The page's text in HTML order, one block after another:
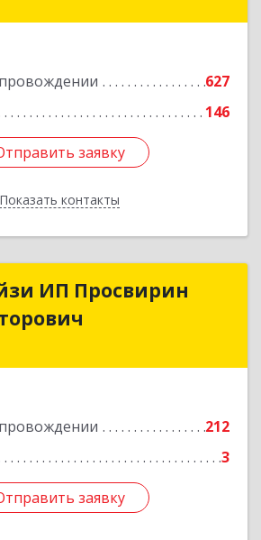
627
146
заявку
Показать контакты
Подробнее
заявку
Назад
ИП Просвирин
212
3
заявку
ИП Просвирин
Денис Викторович
Подробнее
заявку